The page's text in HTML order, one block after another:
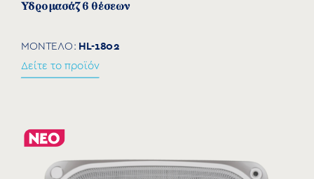
Υδρομασάζ 6 θέσεων
ΜΟΝΤΕΛΟ: HL-1802
Δείτε το προϊόν